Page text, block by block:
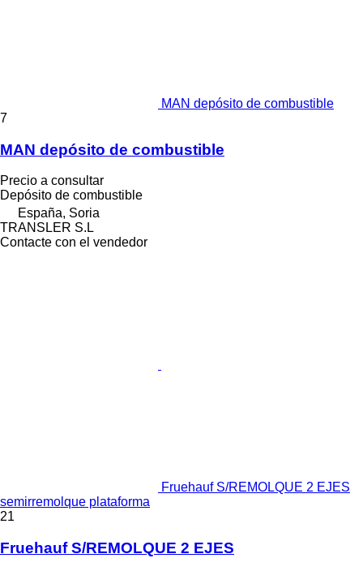
MAN depósito de combustible
7
MAN depósito de combustible
Precio a consultar
Depósito de combustible
España, Soria
TRANSLER S.L
Contacte con el vendedor
Fruehauf S/REMOLQUE 2 EJES
semirremolque plataforma
21
Fruehauf S/REMOLQUE 2 EJES